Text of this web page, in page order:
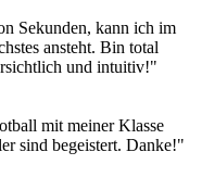
Sekunden, kann ich im
ansteht. Bin total
und intuitiv!"
mit meiner Klasse
sind begeistert. Danke!"